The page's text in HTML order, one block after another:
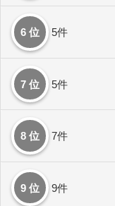
6 位 5件
7 位 5件
8 位 7件
9 位 9件